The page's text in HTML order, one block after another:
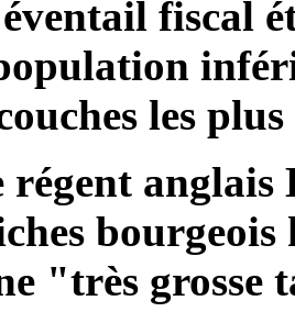
fiscal
les
régent
"très grosse